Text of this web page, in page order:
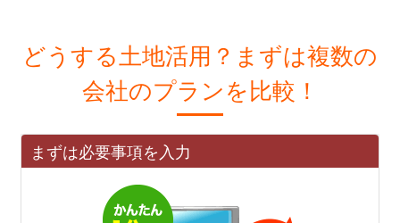
どうする土地活用？まずは複数の
会社のプランを比較！
まずは必要事項を入力